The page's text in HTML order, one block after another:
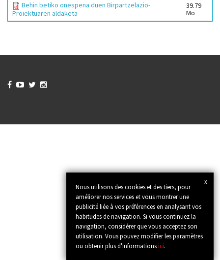
Behin betiko onespena duen Birpartzelazio-
Proiektuaren aldaketa
39.79
Mo
x
Nous utilisons des cookies et des tiers, pour
améliorer nos services et vous montrer une
publicité liée à vos préférences en analysant vos
habitudes de navigation. Si vous continuez la
navigation, considérer que vous acceptez son
utilisation. Vous pouvez modifier les paramètres
ou obtenir plus d'informationsici.
   